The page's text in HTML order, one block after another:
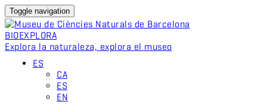
Toggle navigation
BIOEXPLORA
Explora la naturaleza, explora el museo
ES
CA
ES
EN